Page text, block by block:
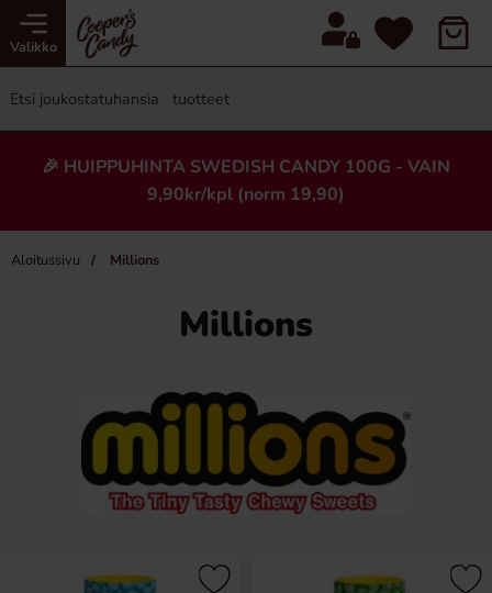
Valikko
🎉 HUIPPUHINTA SWEDISH CANDY 100G - VAIN
9,90kr/kpl (norm 19,90)
Aloitussivu Millions
Millions